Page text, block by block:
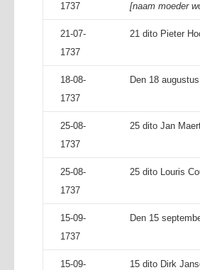
1737
[naam moeder
21-07-
1737
21 dito Pieter
18-08-
1737
Den 18
25-08-
1737
25 dito Jan
25-08-
1737
25 dito Louris
15-09-
1737
Den 15
15-09-
15 dito Dirk